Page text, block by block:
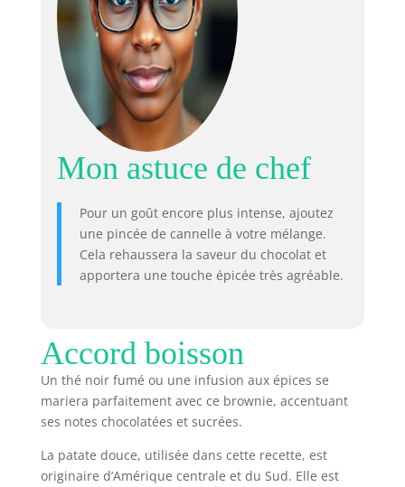
Mon astuce de chef
Pour un goût encore plus intense, ajoutez
une pincée de cannelle à votre mélange.
Cela rehaussera la saveur du chocolat et
apportera une touche épicée très agréable.
Accord boisson
Un thé noir fumé ou une infusion aux épices se
mariera parfaitement avec ce brownie, accentuant
ses notes chocolatées et sucrées.
La patate douce, utilisée dans cette recette, est
originaire d’Amérique centrale et du Sud. Elle est